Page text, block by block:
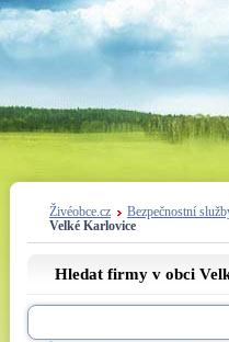
Živéobce.cz Bezpečnostní
Velké Karlovice
Hledat firmy v obci